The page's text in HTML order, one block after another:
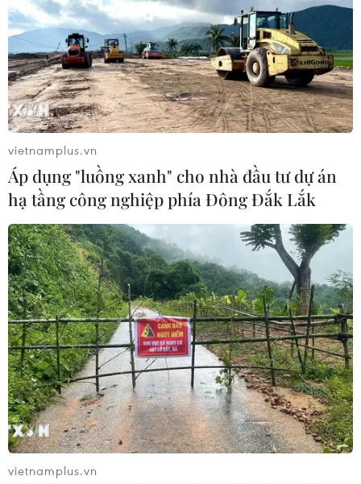
vietnamplus.vn
Áp dụng "luồng xanh" cho nhà đầu tư dự án
hạ tầng công nghiệp phía Đông Đắk Lắk
vietnamplus.vn